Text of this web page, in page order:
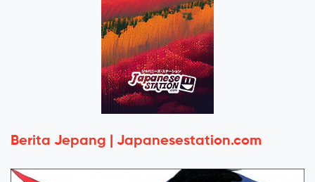
Berita Jepang | Japanesestation.com